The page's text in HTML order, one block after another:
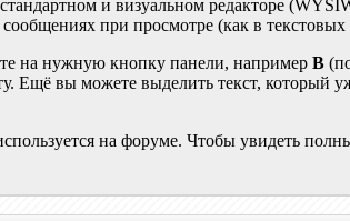
и визуальном редакторе
при просмотре (как в текстовых
на нужную кнопку панели, напримерB
Ещё вы можете выделить текст, который
на форуме. Чтобы увидеть